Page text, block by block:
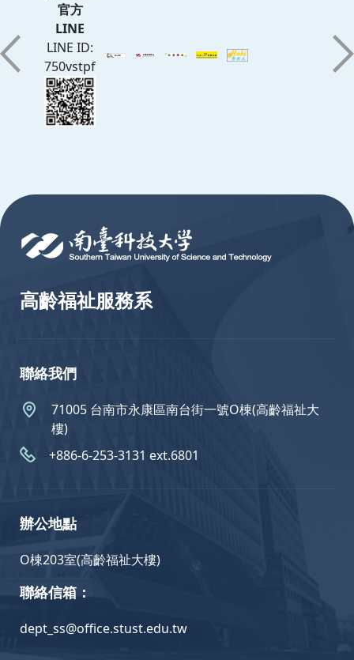
官方
LINE
LINE ID:
750vstpf
高齡福祉服務系
聯絡我們
71005 台南市永康區南台街一號O棟(高齡福祉大
樓)
+886-6-253-3131 ext.6801
辦公地點
O棟203室(高齡福祉大樓)
聯絡信箱：
dept_ss@office.stust.edu.tw